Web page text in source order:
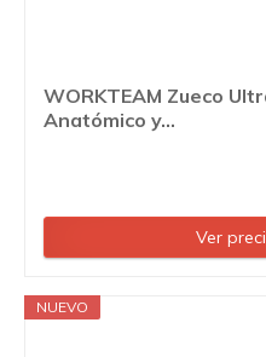
WORKTEAM Zueco
Anatómico y...
Ver
NUEVO